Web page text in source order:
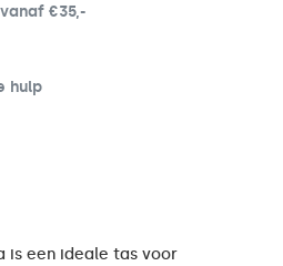
€35,-
hulp
is een ideale tas voor